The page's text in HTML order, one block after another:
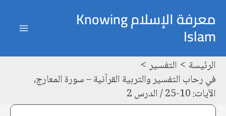
إلى
المحتوى
معرفة الإسلام Knowing
Islam
الرئيسة
التفسير
في رحاب التفسير والتربية القرآنية – سورة المعارج،
الآيات: 10-25 / الدرس 2
navigation